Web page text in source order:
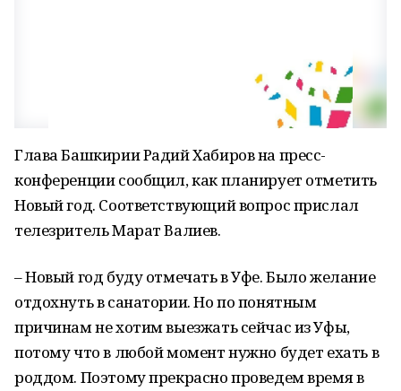
Глава Башкирии Радий Хабиров на пресс-
конференции сообщил, как планирует отметить
Новый год. Соответствующий вопрос прислал
телезритель Марат Валиев.
– Новый год буду отмечать в Уфе. Было желание
отдохнуть в санатории. Но по понятным
причинам не хотим выезжать сейчас из Уфы,
потому что в любой момент нужно будет ехать в
роддом. Поэтому прекрасно проведем время в